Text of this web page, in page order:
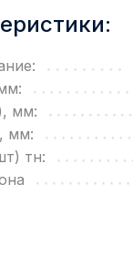
мм:
мм:
тн: